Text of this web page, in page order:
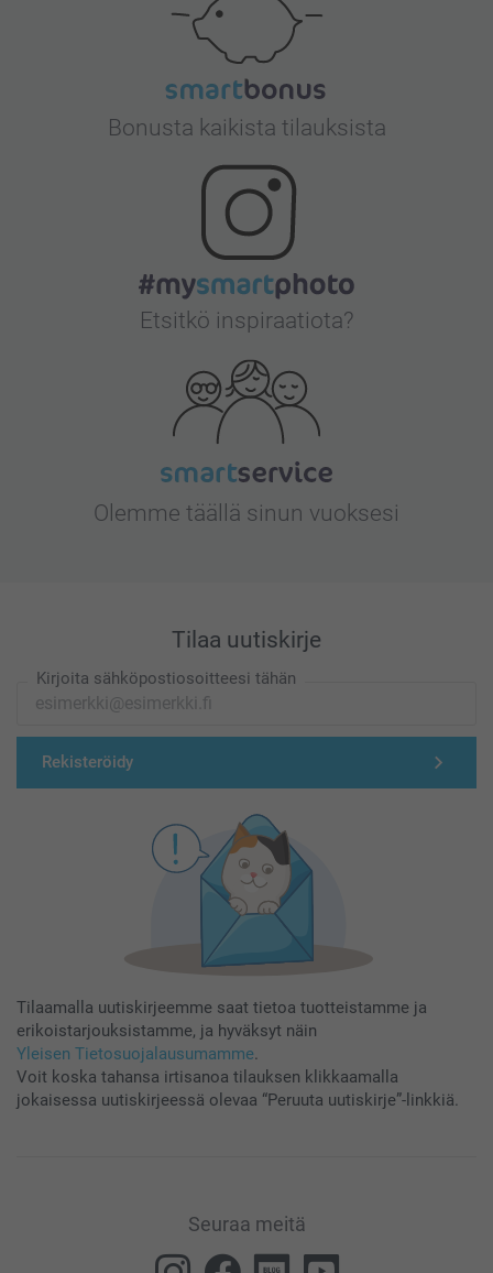
Bonusta kaikista tilauksista
Etsitkö inspiraatiota?
Olemme täällä sinun vuoksesi
Tilaa uutiskirje
Kirjoita sähköpostiosoitteesi tähän
Rekisteröidy
Tilaamalla uutiskirjeemme saat tietoa tuotteistamme ja
erikoistarjouksistamme, ja hyväksyt näin
Yleisen Tietosuojalausumamme.
Voit koska tahansa irtisanoa tilauksen klikkaamalla
jokaisessa uutiskirjeessä olevaa “Peruuta uutiskirje”-linkkiä.
Seuraa meitä